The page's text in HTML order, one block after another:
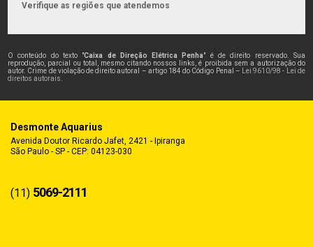
Verifique as regiões que atendemos
O conteúdo do texto "Caixa de Direção Elétrica Penha" é de direito reservado. Sua
reprodução, parcial ou total, mesmo citando nossos links, é proibida sem a autorização do
autor. Crime de violação de direito autoral – artigo 184 do Código Penal –
Lei 9610/98 - Lei de
direitos autorais
Desmonte Aquarius
Avenida Doutor Ricardo Jafet, 2421 - Ipiranga
São Paulo - SP - CEP: 04123-030
(11) 5069-2111